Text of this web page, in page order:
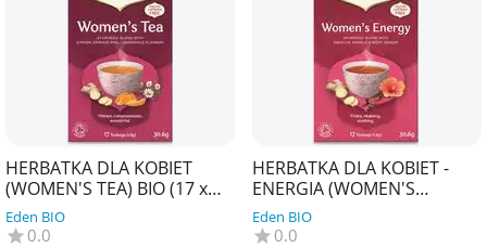
HERBATKA DLA KOBIET
(WOMEN'S TEA) BIO (17 x
1,8 g) 30,6 g - YOGI TEA
Eden BIO
0.0
HERBATKA DLA KOBIET -
ENERGIA (WOMEN'S
ENERGY) BIO (17 x 1,8 g)
30,6 g - YOGI TEA
Eden BIO
0.0